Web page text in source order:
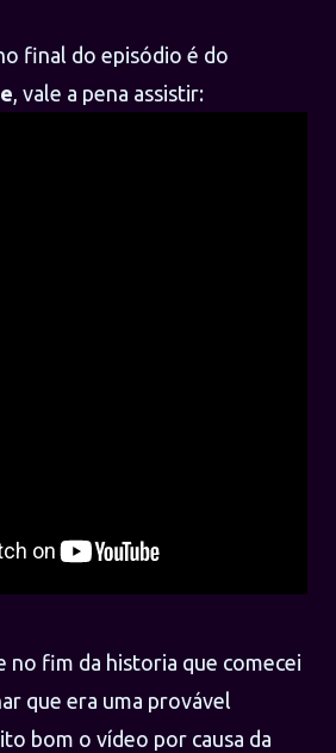
final do episódio é do
, vale a pena assistir:
no fim da historia que comecei
que era uma provável
bom o vídeo por causa da